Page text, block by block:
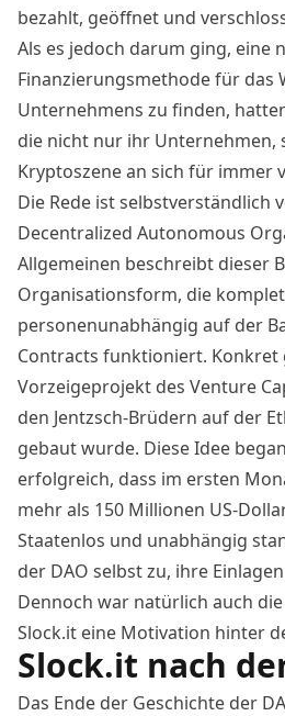
bezahlt, geöffnet und
Als es jedoch darum ging, eine
Finanzierungsmethode für das
Unternehmens zu finden,
die nicht nur ihr Unternehmen,
Kryptoszene an sich für immer
Die Rede ist selbstverständlich
Decentralized Autonomous
Allgemeinen beschreibt dieser
Organisationsform, die
personenunabhängig auf der
Contracts funktioniert. Konkret
Vorzeigeprojekt des Venture
den Jentzsch-Brüdern auf der
gebaut wurde. Diese Idee
erfolgreich, dass im ersten
mehr als 150 Millionen US-
Staatenlos und unabhängig
der DAO selbst zu, ihre
Dennoch war natürlich auch
Slock.it eine Motivation hinter
Slock.it nach
Das Ende der Geschichte der